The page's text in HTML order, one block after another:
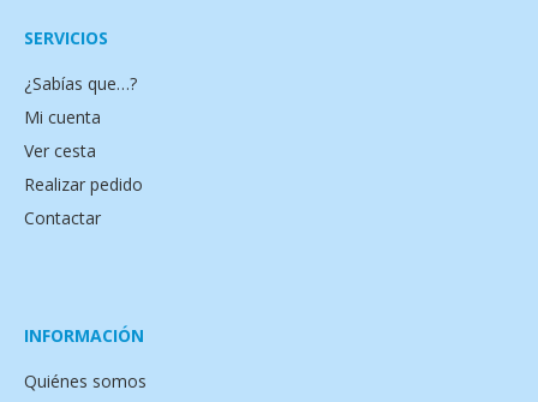
SERVICIOS
¿Sabías que…?
Mi cuenta
Ver cesta
Realizar pedido
Contactar
INFORMACIÓN
Quiénes somos